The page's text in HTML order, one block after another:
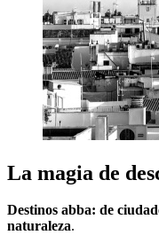
La magia de
Destinos abba: de
naturaleza.